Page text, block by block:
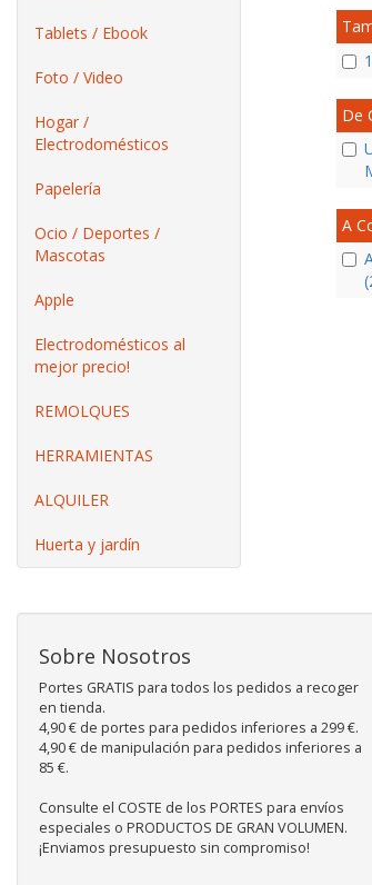
Tablets / Ebook
Foto / Video
Hogar /
Electrodomésticos
Papelería
Ocio / Deportes /
Mascotas
Apple
Electrodomésticos al
mejor precio!
REMOLQUES
HERRAMIENTAS
ALQUILER
Huerta y jardín
De
A
Sobre Nosotros
Portes GRATIS para todos los pedidos a recoger
en tienda.
4,90 € de portes para pedidos inferiores a 299 €.
4,90 € de manipulación para pedidos inferiores a
85 €.
Consulte el COSTE de los PORTES para envíos
especiales o PRODUCTOS DE GRAN VOLUMEN.
¡Enviamos presupuesto sin compromiso!